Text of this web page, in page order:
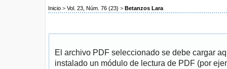
Inicio > Vol. 23, Núm. 76 (23) > Betanzos Lara
El archivo PDF seleccionado se debe cargar
instalado un módulo de lectura de PDF (por